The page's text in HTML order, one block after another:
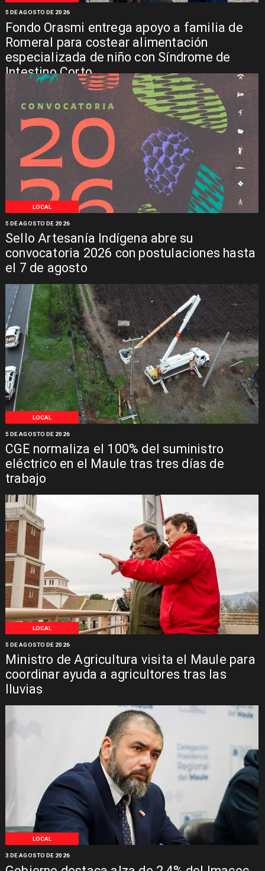
Fondo Orasmi entrega apoyo a familia de
Romeral para costear alimentación
especializada de niño con Síndrome de
Intestino Corto
5 DE AGOSTO DE 2026
LOCAL
Sello Artesanía Indígena abre su
convocatoria 2026 con postulaciones hasta
el 7 de agosto
5 DE AGOSTO DE 2026
LOCAL
CGE normaliza el 100% del suministro
eléctrico en el Maule tras tres días de
trabajo
5 DE AGOSTO DE 2026
LOCAL
Ministro de Agricultura visita el Maule para
coordinar ayuda a agricultores tras las
lluvias
5 DE AGOSTO DE 2026
LOCAL
3 DE AGOSTO DE 2026